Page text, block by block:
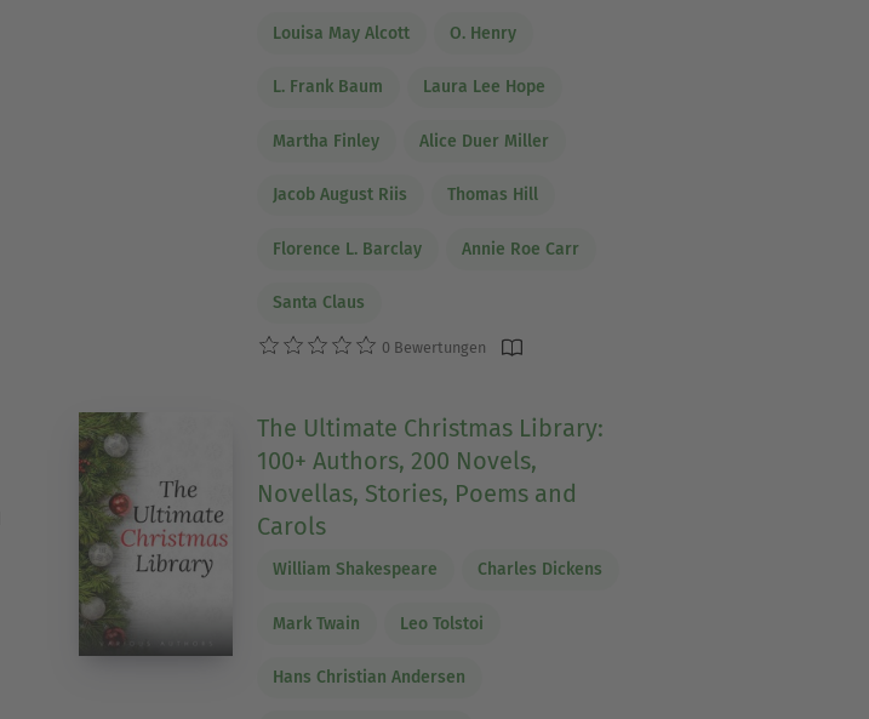
Louisa May Alcott O. Henry
L. Frank Baum Laura Lee Hope
Martha Finley Alice Duer Miller
Jacob August Riis Thomas Hill
Florence L. Barclay Annie Roe Carr
Santa Claus
0 Bewertungen
The Ultimate Christmas Library:
100+ Authors, 200 Novels,
Novellas, Stories, Poems and
Carols
William Shakespeare Charles Dickens
Mark Twain Leo Tolstoi
Hans Christian Andersen